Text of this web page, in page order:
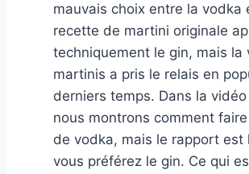
mauvais choix entre la vodka
recette de martini originale
techniquement le gin, mais la
martinis a pris le relais en
derniers temps. Dans la
nous montrons comment
de vodka, mais le rapport est
vous préférez le gin. Ce qui